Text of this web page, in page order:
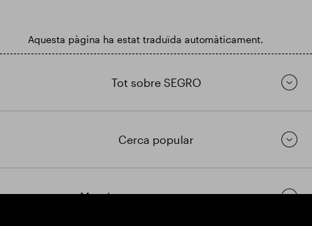
Aquesta pàgina ha estat traduïda automàticament.
Tot sobre SEGRO
Cerca popular
Mantingueu-vos en contacte